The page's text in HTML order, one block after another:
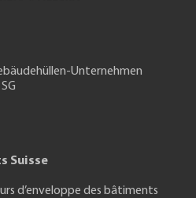
Unternehmen
Suisse
d’enveloppe des bâtiments